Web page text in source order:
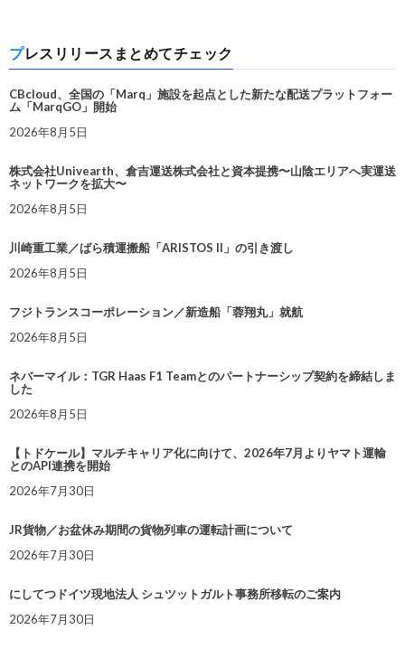
プレスリリースまとめてチェック
CBcloud、全国の「Marq」施設を起点とした新たな配送プラットフォー
ム「MarqGO」開始
2026年8月5日
株式会社Univearth、倉吉運送株式会社と資本提携〜山陰エリアへ実運送
ネットワークを拡大〜
2026年8月5日
川崎重工業／ばら積運搬船「ARISTOS II」の引き渡し
2026年8月5日
フジトランスコーポレーション／新造船「蓉翔丸」就航
2026年8月5日
ネバーマイル：TGR Haas F1 Teamとのパートナーシップ契約を締結しま
した
2026年8月5日
【トドケール】マルチキャリア化に向けて、2026年7月よりヤマト運輸
とのAPI連携を開始
2026年7月30日
JR貨物／お盆休み期間の貨物列車の運転計画について
2026年7月30日
にしてつドイツ現地法人 シュツットガルト事務所移転のご案内
2026年7月30日